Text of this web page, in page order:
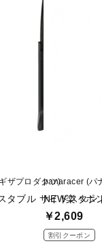
ザプロダクツ)
タブル サイドスタン
panaracer (パ
NEW楽々ポ
￥2,609
割引クーポン